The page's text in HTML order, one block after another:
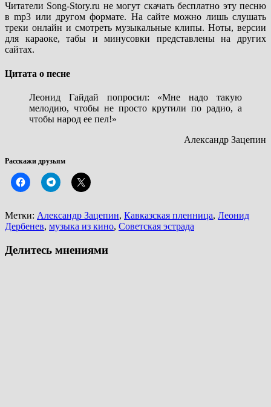
Читатели Song-Story.ru не могут скачать бесплатно эту песню
в mp3 или другом формате. На сайте можно лишь слушать
треки онлайн и смотреть музыкальные клипы. Ноты, версии
для караоке, табы и минусовки представлены на других
сайтах.
Цитата о песне
Леонид Гайдай попросил: «Мне надо такую
мелодию, чтобы не просто крутили по радио, а
чтобы народ ее пел!»
Александр Зацепин
Расскажи друзьям
Метки: Александр Зацепин, Кавказская пленница, Леонид
Дербенев, музыка из кино, Советская эстрада
Делитесь мнениями